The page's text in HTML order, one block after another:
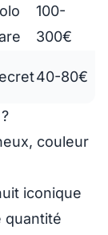
100-
300€
40-80€
couleur
iconique
quantité